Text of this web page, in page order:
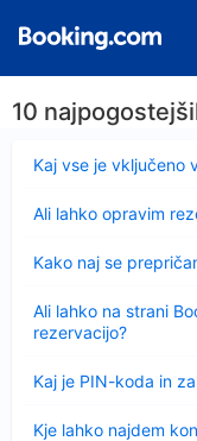
10
Kaj vse je vključeno
Ali lahko opravim
Kako naj se
Ali lahko na strani
rezervacijo?
Kaj je PIN-koda in
Kje lahko najdem